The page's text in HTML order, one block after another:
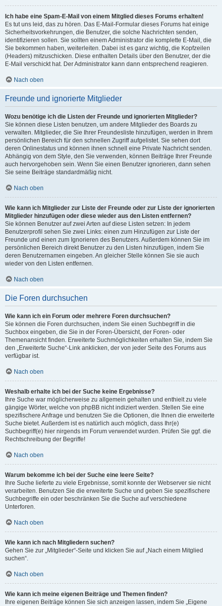
Ich habe eine Spam-E-Mail von einem Mitglied dieses Forums erhalten!
Es tut uns leid, das zu hören. Das E-Mail-Formular dieses Forums hat einige
Sicherheitsvorkehrungen, die Benutzer, die solche Nachrichten senden,
identifizieren sollen. Sie sollten einem Administrator die komplette E-Mail, die
Sie bekommen haben, weiterleiten. Dabei ist es ganz wichtig, die Kopfzeilen
(Headers) mitzuschicken. Diese enthalten Details über den Benutzer, der die
E-Mail verschickt hat. Der Administrator kann dann entsprechend reagieren.
Nach oben
Freunde und ignorierte Mitglieder
Wozu benötige ich die Listen der Freunde und ignorierten Mitglieder?
Sie können diese Listen benutzen, um andere Mitglieder des Boards zu
verwalten. Mitglieder, die Sie Ihrer Freundesliste hinzufügen, werden in Ihrem
persönlichen Bereich für den schnellen Zugriff aufgelistet. Sie sehen dort
deren Onlinestatus und können ihnen schnell eine Private Nachricht senden.
Abhängig von dem Style, den Sie verwenden, können Beiträge Ihrer Freunde
auch hervorgehoben sein. Wenn Sie einen Benutzer ignorieren, dann sehen
Sie seine Beiträge standardmäßig nicht.
Nach oben
Wie kann ich Mitglieder zur Liste der Freunde oder zur Liste der ignorierten
Mitglieder hinzufügen oder diese wieder aus den Listen entfernen?
Sie können Benutzer auf zwei Arten auf diese Listen setzen: In jedem
Benutzerprofil sehen Sie zwei Links: einen zum Hinzufügen zur Liste der
Freunde und einen zum Ignorieren des Benutzers. Außerdem können Sie im
persönlichen Bereich direkt Benutzer zu den Listen hinzufügen, indem Sie
deren Benutzernamen eingeben. An gleicher Stelle können Sie sie auch
wieder von den Listen entfernen.
Nach oben
Die Foren durchsuchen
Wie kann ich ein Forum oder mehrere Foren durchsuchen?
Sie können die Foren durchsuchen, indem Sie einen Suchbegriff in die
Suchbox eingeben, die Sie in der Foren-Übersicht, der Foren- oder
Themenansicht finden. Erweiterte Suchmöglichkeiten erhalten Sie, indem Sie
den „Erweiterte Suche“-Link anklicken, der von jeder Seite des Forums aus
verfügbar ist.
Nach oben
Weshalb erhalte ich bei der Suche keine Ergebnisse?
Ihre Suche war möglicherweise zu allgemein gehalten und enthielt zu viele
gängige Wörter, welche von phpBB nicht indiziert werden. Stellen Sie eine
spezifischere Anfrage und benutzen Sie die Optionen, die Ihnen die erweiterte
Suche bietet. Außerdem ist es natürlich auch möglich, dass Ihr(e)
Suchbegriff(e) hier nirgends im Forum verwendet wurden. Prüfen Sie ggf. die
Rechtschreibung der Begriffe!
Nach oben
Warum bekomme ich bei der Suche eine leere Seite?
Ihre Suche lieferte zu viele Ergebnisse, somit konnte der Webserver sie nicht
verarbeiten. Benutzen Sie die erweiterte Suche und geben Sie spezifischere
Suchbegriffe ein oder beschränken Sie die Suche auf verschiedene
Unterforen.
Nach oben
Wie kann ich nach Mitgliedern suchen?
Gehen Sie zur „Mitglieder“-Seite und klicken Sie auf „Nach einem Mitglied
suchen“.
Nach oben
Wie kann ich meine eigenen Beiträge und Themen finden?
Ihre eigenen Beiträge können Sie sich anzeigen lassen, indem Sie „Eigene